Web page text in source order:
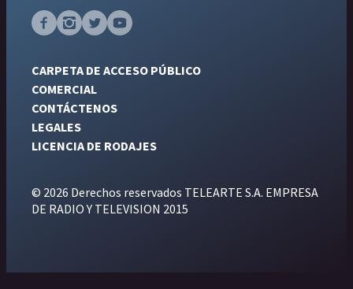
CARPETA DE ACCESO PÚBLICO
COMERCIAL
CONTÁCTENOS
LEGALES
LICENCIA DE RODAJES
© 2026 Derechos reservados TELEARTE S.A. EMPRESA
DE RADIO Y TELEVISION 2015